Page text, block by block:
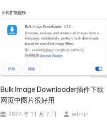
Bulk Image Downloader插件下载
网页中图片很好用
2024 年 11 月 7 日 admin